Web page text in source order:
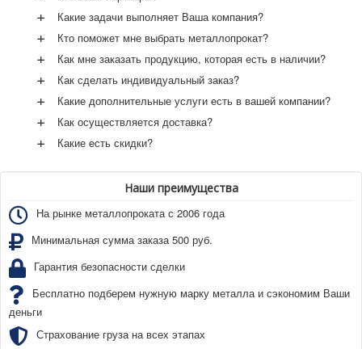
+ Какие задачи выполняет Ваша компания?
+ Кто поможет мне выбрать металлопрокат?
+ Как мне заказать продукцию, которая есть в наличии?
+ Как сделать индивидуальный заказ?
+ Какие дополнительные услуги есть в вашей компании?
+ Как осуществляется доставка?
+ Какие есть скидки?
Наши преимущества
На рынке металлопроката с 2006 года
Минимальная сумма заказа 500 руб.
Гарантия безопасности сделки
Бесплатно подберем нужную марку металла и сэкономим Ваши
деньги
Страхование груза на всех этапах